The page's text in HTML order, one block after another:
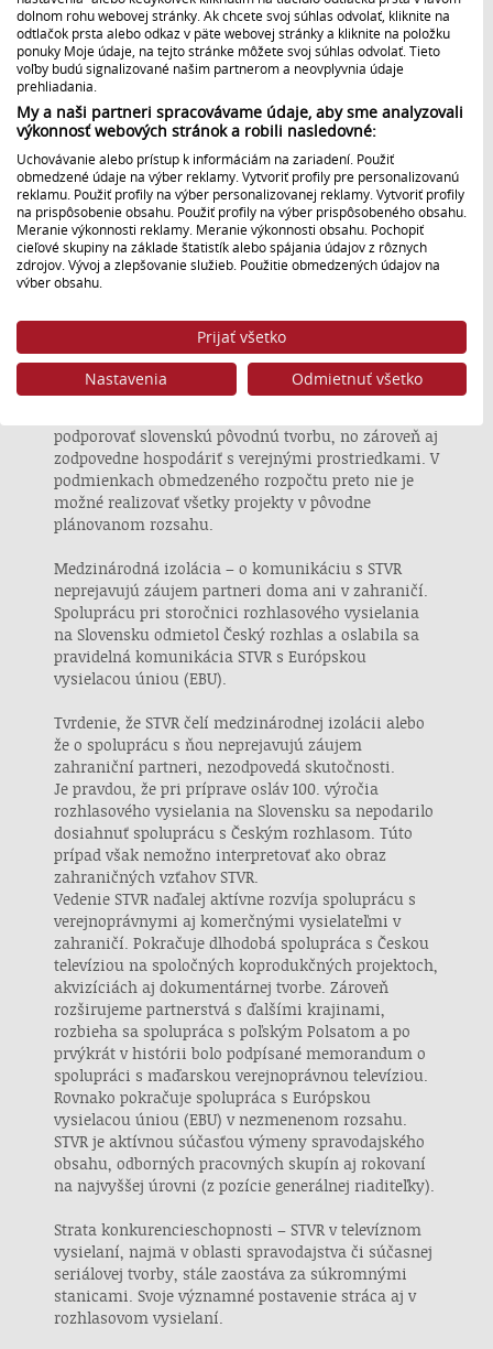
dolnom rohu webovej stránky. Ak chcete svoj súhlas odvolať, kliknite na
odtlačok prsta alebo odkaz v päte webovej stránky a kliknite na položku
ponuky Moje údaje, na tejto stránke môžete svoj súhlas odvolať. Tieto
voľby budú signalizované našim partnerom a neovplyvnia údaje
prehliadania.
My a naši partneri spracovávame údaje, aby sme analyzovali
výkonnosť webových stránok a robili nasledovné:
Uchovávanie alebo prístup k informáciám na zariadení. Použiť
obmedzené údaje na výber reklamy. Vytvoriť profily pre personalizovanú
reklamu. Použiť profily na výber personalizovanej reklamy. Vytvoriť profily
na prispôsobenie obsahu. Použiť profily na výber prispôsobeného obsahu.
Meranie výkonnosti reklamy. Meranie výkonnosti obsahu. Pochopiť
cieľové skupiny na základe štatistík alebo spájania údajov z rôznych
zdrojov. Vývoj a zlepšovanie služieb. Použitie obmedzených údajov na
výber obsahu.
Váš súhlas a zásady používania cookie sa vzťahujú výlučne na túto
Zobraziť zoznam partnerov (1 predajcovia IAB)
Vaše údaje používame na nasledujúce účely:
Účely spracovania IAB:
Uchovávanie alebo prístup k informáciám na
zariadení
Použiť obmedzené údaje na výber reklamy
Vytvoriť profily pre personalizovanú reklamu
Použiť profily na výber personalizovanej
reklamy
Vytvoriť profily na prispôsobenie obsahu
Použiť profily na výber prispôsobeného
obsahu
Meranie výkonnosti reklamy
Meranie výkonnosti obsahu
Pochopiť cieľové skupiny na základe štatistík
alebo spájania údajov z rôznych zdrojov
Vývoj a zlepšovanie služieb
Použitie obmedzených údajov na výber
obsahu
Špeciálne funkcie IAB:
Používanie presných údajov o geografickej
polohe
Identifikácia zariadení na základe aktívne
vyžiadaných informácií
Účely spracovania, ktoré nie sú v kompetencii IAB:
Nevyhnutné
Výkonostné
Funkčné
Prijať všetko
Nastavenia Odmietnuť všetko
dokumentaristika a ďalší obsah, ktorý komerčné
stanice nevytvárajú.
Je pravdou, že STVR má v tomto roku v dôsledku
konsolidácie verejných financií na programovú
výrobu o približne 2 milióny eur menej ako v
predchádzajúcom období. Takéto zníženie rozpočtu
prirodzene ovplyvňuje aj možnosti výroby
pôvodných programov a vyžaduje si stanovovanie
priorít. Dôsledne sme museli zvažovať najmä
projekty s vysokými výrobnými nákladmi. Medzi ne
patrí aj animovaná tvorba, ktorá patrí k finančne
najnáročnejším televíznym formátom. Ďalej však
vrátane projektov ako Marínka Somarinka, Babka a
dedko čarujú, Čítanie deťom, Ľavou zadnou či
Zázračná lipa. V oblasti hranej tvorby máme seriál
Vraždy v dolinách a pripravujeme seriál Do dna.
podporovať slovenskú pôvodnú tvorbu, no zároveň aj
zodpovedne hospodáriť s verejnými prostriedkami. V
podmienkach obmedzeného rozpočtu preto nie je
možné realizovať všetky projekty v pôvodne
plánovanom rozsahu.
Medzinárodná izolácia – o komunikáciu s STVR
neprejavujú záujem partneri doma ani v zahraničí.
Spoluprácu pri storočnici rozhlasového vysielania
na Slovensku odmietol Český rozhlas a oslabila sa
pravidelná komunikácia STVR s Európskou
vysielacou úniou (EBU).
Tvrdenie, že STVR čelí medzinárodnej izolácii alebo
že o spoluprácu s ňou neprejavujú záujem
zahraniční partneri, nezodpovedá skutočnosti.
Je pravdou, že pri príprave osláv 100. výročia
rozhlasového vysielania na Slovensku sa nepodarilo
dosiahnuť spoluprácu s Českým rozhlasom. Túto
prípad však nemožno interpretovať ako obraz
zahraničných vzťahov STVR.
Vedenie STVR naďalej aktívne rozvíja spoluprácu s
verejnoprávnymi aj komerčnými vysielateľmi v
zahraničí. Pokračuje dlhodobá spolupráca s Českou
televíziou na spoločných koprodukčných projektoch,
akvizíciách aj dokumentárnej tvorbe. Zároveň
rozširujeme partnerstvá s ďalšími krajinami,
rozbieha sa spolupráca s poľským Polsatom a po
prvýkrát v histórii bolo podpísané memorandum o
spolupráci s maďarskou verejnoprávnou televíziou.
Rovnako pokračuje spolupráca s Európskou
vysielacou úniou (EBU) v nezmenenom rozsahu.
STVR je aktívnou súčasťou výmeny spravodajského
obsahu, odborných pracovných skupín aj rokovaní
na najvyššej úrovni (z pozície generálnej riaditeľky).
Strata konkurencieschopnosti – STVR v televíznom
vysielaní, najmä v oblasti spravodajstva či súčasnej
seriálovej tvorby, stále zaostáva za súkromnými
stanicami. Svoje významné postavenie stráca aj v
rozhlasovom vysielaní.